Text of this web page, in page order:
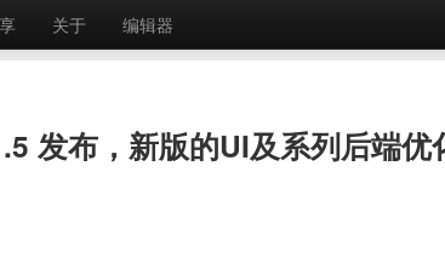
关于 编辑器
发布，新版的UI及系列后端优